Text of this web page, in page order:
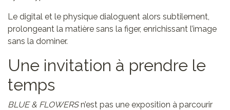
Le digital et le physique dialoguent alors subtilement,
prolongeant la matière sans la figer, enrichissant l’image
sans la dominer.
Une invitation à prendre le
temps
BLUE & FLOWERSn’est pas une exposition à parcourir